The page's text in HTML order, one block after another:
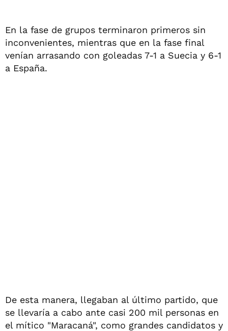
En la fase de grupos terminaron primeros sin
inconvenientes, mientras que en la fase final
venían arrasando con goleadas 7-1 a Suecia y 6-1
a España.
De esta manera, llegaban al último partido, que
se llevaría a cabo ante casi 200 mil personas en
el mítico "Maracaná", como grandes candidatos y